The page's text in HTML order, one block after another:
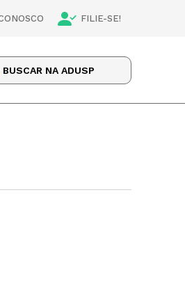
FILIE-SE!